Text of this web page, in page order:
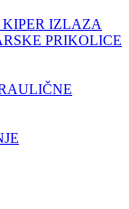
IZLAZA
PRIKOLICE